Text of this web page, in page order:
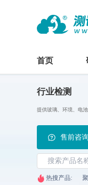
首页
行业检测
提供玻璃、环境、电
售前咨询
热搜产品: